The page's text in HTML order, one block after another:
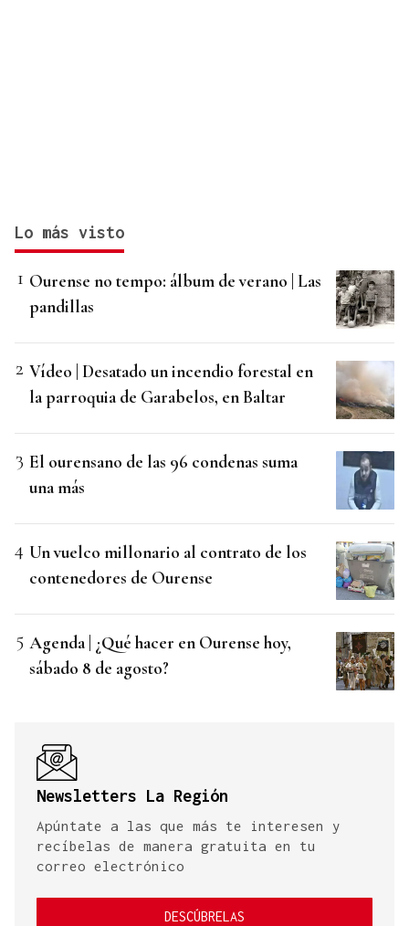
Lo más visto
Ourense no tempo: álbum de verano | Las
pandillas
Vídeo | Desatado un incendio forestal en
la parroquia de Garabelos, en Baltar
El ourensano de las 96 condenas suma
una más
Un vuelco millonario al contrato de los
contenedores de Ourense
Agenda | ¿Qué hacer en Ourense hoy,
sábado 8 de agosto?
Newsletters La Región
Apúntate a las que más te interesen y
recíbelas de manera gratuita en tu
correo electrónico
DESCÚBRELAS